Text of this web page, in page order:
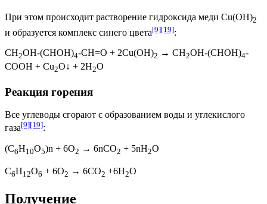
При этом происходит растворение гидроксида меди Cu(OH)2
и образуется комплекс синего цвета[9][19]:
CH2OH-(CHOH)4-CH=O + 2Cu(OH)2 → CH2OH-(CHOH)4-
COOH + Cu2O↓ + 2H2O
Реакция горения
Все углеводы сгорают с образованием воды и углекислого
газа[9][19]:
(C6H10O5)n + 6O2 → 6nCO2 + 5nH2O
C6H12O6 + 6O2 → 6CO2 +6H2O
Получение